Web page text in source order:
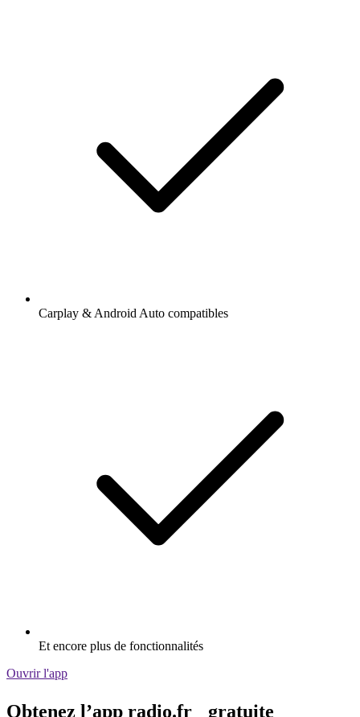
Carplay & Android Auto compatibles
Et encore plus de fonctionnalités
Ouvrir l'app
Obtenez l’app radio.fr gratuite